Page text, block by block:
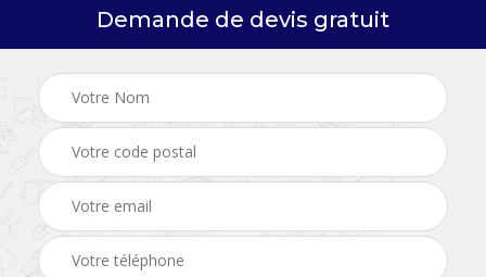
Demande de devis gratuit